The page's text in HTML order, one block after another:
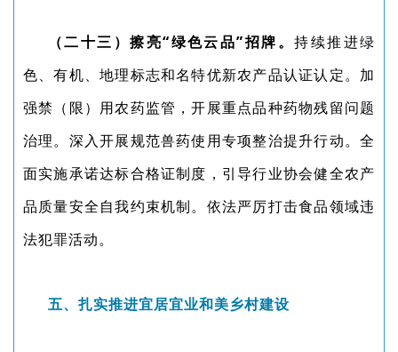
（二十三）擦亮“绿色云品”招牌。持续推进绿
色、有机、地理标志和名特优新农产品认证认定。加
强禁（限）用农药监管，开展重点品种药物残留问题
治理。深入开展规范兽药使用专项整治提升行动。全
面实施承诺达标合格证制度，引导行业协会健全农产
品质量安全自我约束机制。依法严厉打击食品领域违
法犯罪活动。
五、扎实推进宜居宜业和美乡村建设